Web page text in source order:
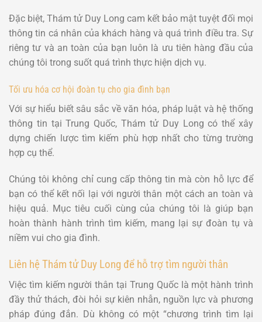
Đặc biệt, Thám tử Duy Long cam kết bảo mật tuyệt đối mọi
thông tin cá nhân của khách hàng và quá trình điều tra. Sự
riêng tư và an toàn của bạn luôn là ưu tiên hàng đầu của
chúng tôi trong suốt quá trình thực hiện dịch vụ.
Tối ưu hóa cơ hội đoàn tụ cho gia đình bạn
Với sự hiểu biết sâu sắc về văn hóa, pháp luật và hệ thống
thông tin tại Trung Quốc, Thám tử Duy Long có thể xây
dựng chiến lược tìm kiếm phù hợp nhất cho từng trường
hợp cụ thể.
Chúng tôi không chỉ cung cấp thông tin mà còn hỗ lực để
bạn có thể kết nối lại với người thân một cách an toàn và
hiệu quả. Mục tiêu cuối cùng của chúng tôi là giúp bạn
hoàn thành hành trình tìm kiếm, mang lại sự đoàn tụ và
niềm vui cho gia đình.
Liên hệ Thám tử Duy Long để hỗ trợ tìm người thân
Việc tìm kiếm người thân tại Trung Quốc là một hành trình
đầy thử thách, đòi hỏi sự kiên nhẫn, nguồn lực và phương
pháp đúng đắn. Dù không có một “chương trình tìm lại